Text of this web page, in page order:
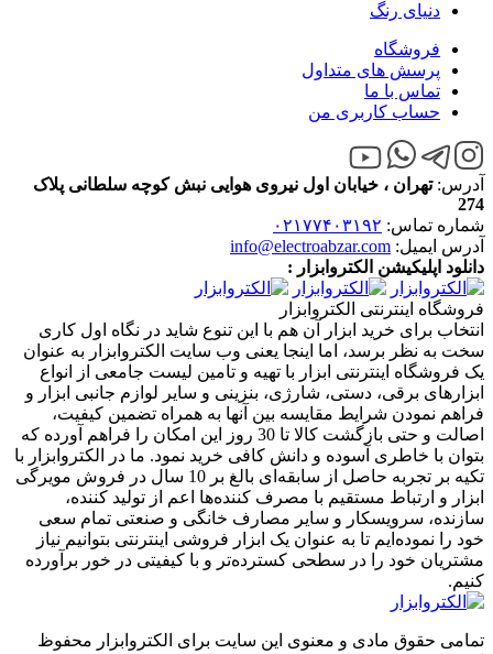
دنیای رنگ
فروشگاه
پرسش های متداول
تماس با ما
حساب کاربری من
آدرس:تهران ، خیابان اول نیروی هوایی نبش کوچه سلطانی پلاک
274
شماره تماس: ۰۲۱۷۷۴۰۳۱۹۲
آدرس ایمیل: info@electroabzar.com
دانلود اپلیکیشن الکتروابزار :
فروشگاه اینترنتی الکتروابزار
انتخاب برای خرید ابزار آن هم با این تنوع شاید در نگاه اول کاری
سخت به نظر برسد، اما اینجا یعنی وب سایت الکتروابزار به عنوان
یک فروشگاه اینترنتی ابزار با تهیه و تامین لیست جامعی از انواع
ابزار‌های برقی، دستی، شارژی، بنزینی و سایر لوازم جانبی ابزار و
فراهم نمودن شرایط مقایسه بین آنها به همراه تضمین کیفیت،
اصالت و حتی بازگشت کالا تا 30 روز این امکان را فراهم آورده که
بتوان با خاطری آسوده و دانش کافی خرید نمود. ما در الکتروابزار با
تکیه بر تجربه حاصل از سابقه‌ای بالغ بر 10 سال در فروش مویرگی
ابزار و ارتباط مستقیم با مصرف کننده‌ها اعم از تولید کننده،
سازنده، سرویسکار و سایر مصارف خانگی و صنعتی تمام سعی
خود را نموده‌ایم تا به عنوان یک ابزار فروشی اینترنتی بتوانیم نیاز
مشتریان خود را در سطحی کسترده‌تر و با کیفیتی در خور برآورده
کنیم.
تمامی حقوق مادی و معنوی این سایت برای الکتروابزار محفوظ